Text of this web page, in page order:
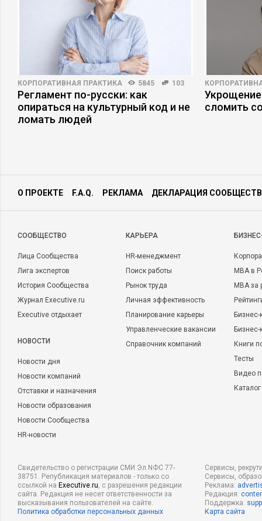
КОРПОРАТИВНАЯ ПРАКТИКА 5845 103
Регламент по-русски: как
опираться на культурный код и не
ломать людей
сломить
О ПРОЕКТЕ F.A.Q. РЕКЛАМА ДЕКЛАРАЦИЯ
CООБЩЕСТВО
Лица Сообщества
Лига экспертов
История Сообщества
Журнал Executive.ru
Executive отдыхает
НОВОСТИ
Новости дня
Новости компаний
Отставки и назначения
Новости образования
Новости Сообщества
HR-новости
КАРЬЕРА
HR-менеджмент
Поиск работы
Рынок труда
Личная эффективность
Планирование карьеры
Управленческие вакансии
Справочник компаний
MBA в
MBA
Бизнес-
Книги
Тесты
Видео
Свидетельство о регистрации СМИ Эл NФС 77-
38751. Републикация материалов - только со
ссылкой на Executive.ru, с разрешения редакции
сайта. Редакция не несет ответственности за
высказывания пользователей на сайте.
Политика обработки персональных данных
Сервисы,
Сервисы,
Реклама:
Редакция:
Поддержка:
Карта сайта